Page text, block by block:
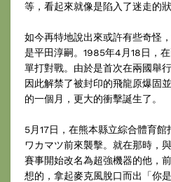
等，看起來就像是陷入了迷走的狀
如今再特地說出來或許有些奇怪
是平田淳嗣。1985年4月18日，
單打對戰。由於是首次在兩國舉
因此解禁了被封印的飛龍原爆固
的一個月，更大的衝擊誕生了。
5月17日，在熊本縣立綜合體育
ワカマツ前來襲擊。就在那時，
賽事開始改名為超強機器的他，
想的，拿起麥克風脫口而出「你